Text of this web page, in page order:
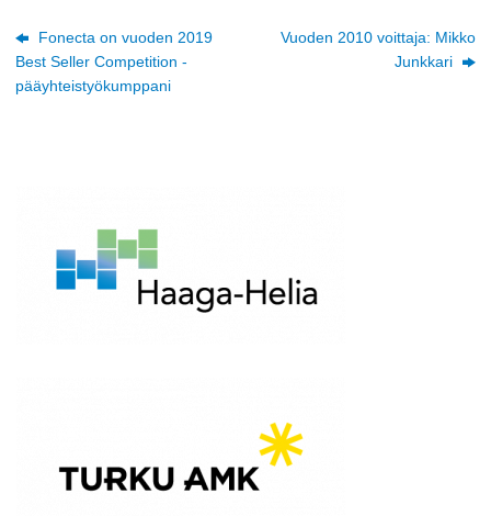
Fonecta on vuoden 2019
Best Seller Competition -
pääyhteistyökumppani
Vuoden 2010 voittaja: Mikko
Junkkari